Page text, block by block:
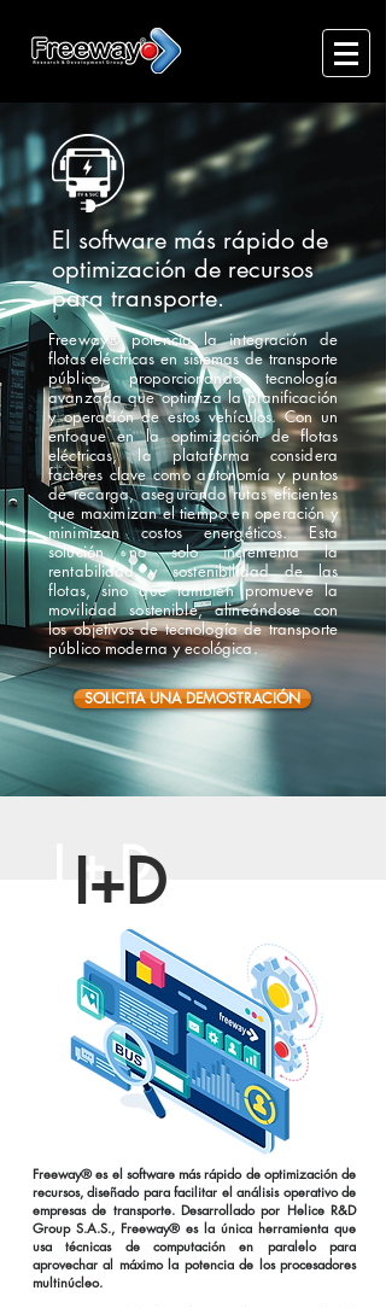
SOLICITA UNA DEMOSTRACIÓN
El software más rápido de
optimización de recursos
para transporte.
Freeway® potencia la integración de
flotas eléctricas en sistemas de transporte
público, proporcionando tecnología
avanzada que optimiza la planificación
y operación de estos vehículos. Con un
enfoque en la optimización de flotas
eléctricas, la plataforma considera
factores clave como autonomía y puntos
de recarga, asegurando rutas eficientes
que maximizan el tiempo en operación y
minimizan costos energéticos. Esta
solución no solo incrementa la
rentabilidad y sostenibilidad de las
flotas, sino que también promueve la
movilidad sostenible, alineándose con
los objetivos de tecnología de transporte
público moderna y ecológica.
SOLICITA UNA DEMOSTRACIÓN
I+D
Freeway® es el software más rápido de optimización de
recursos, diseñado para facilitar el análisis operativo de
empresas de transporte. Desarrollado por Helice R&D
Group S.A.S., Freeway® es la única herramienta que
usa técnicas de computación en paralelo para
aprovechar al máximo la potencia de los procesadores
multinúcleo.
I+D